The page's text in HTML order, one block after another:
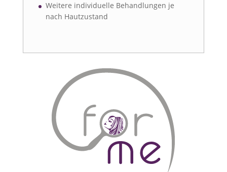
Weitere individuelle Behandlungen je
nach Hautzustand